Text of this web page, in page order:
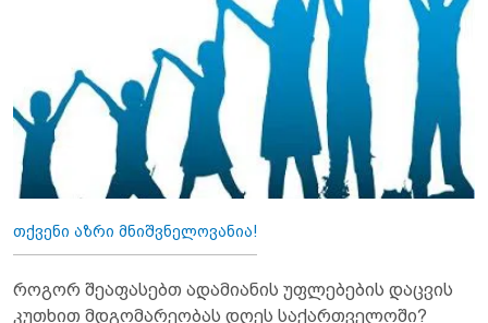
თქვენი აზრი მნიშვნელოვანია!
როგორ შეაფასებთ ადამიანის უფლებების დაცვის
კუთხით მდგომარეობას დღეს საქართველოში?